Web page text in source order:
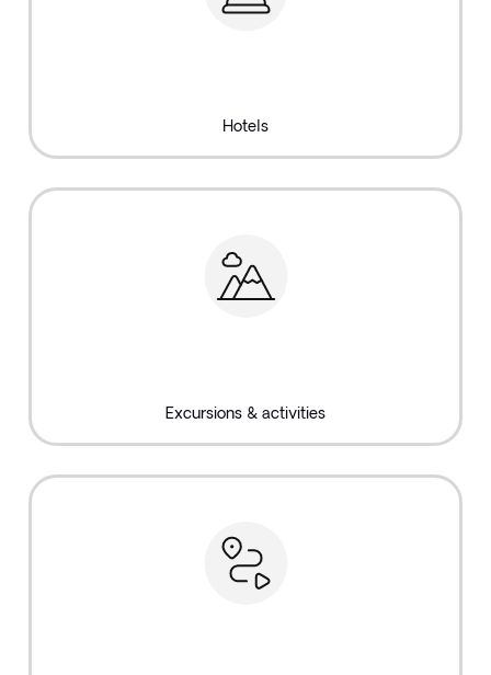
Hotels
Excursions & activities